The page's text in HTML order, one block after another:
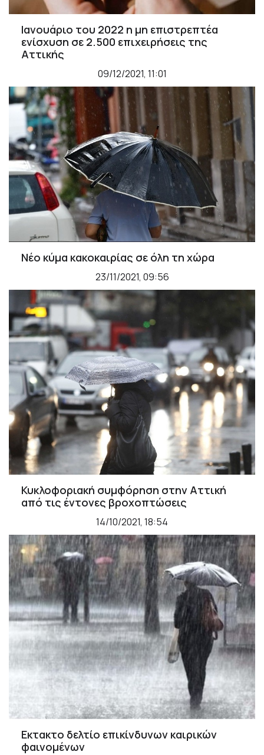
Ιανουάριο του 2022 η μη επιστρεπτέα
ενίσχυση σε 2.500 επιχειρήσεις της
Αττικής
09/12/2021, 11:01
Νέο κύμα κακοκαιρίας σε όλη τη χώρα
23/11/2021, 09:56
Κυκλοφοριακή συμφόρηση στην Αττική
από τις έντονες βροχοπτώσεις
14/10/2021, 18:54
Εκτακτο δελτίο επικίνδυνων καιρικών
φαινομένων